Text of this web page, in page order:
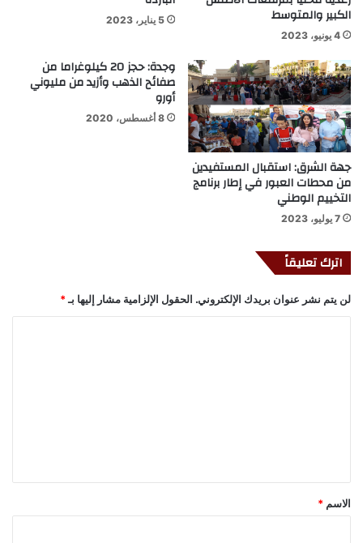
الكبير والمتوسط
4 يونيو، 2023
5 يناير، 2023
جهة الشرق: استقبال المستفيدين
من محطات العبور في إطار برنامج
التخييم الوطني
7 يوليو، 2023
وجدة: حجز 20 كيلوغراما من
صفائح الذهب وأزيد من مليوني
أورو
8 أغسطس، 2020
اترك تعليقاً
لن يتم نشر عنوان بريدك الإلكتروني. الحقول الإلزامية مشار إليها بـ *
*
الاسم *